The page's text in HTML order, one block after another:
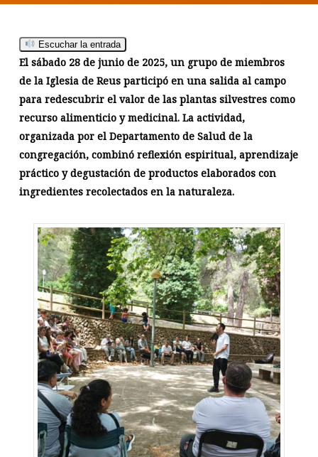
Escuchar la entrada
El sábado 28 de junio de 2025, un grupo de miembros
de la Iglesia de Reus participó en una salida al campo
para redescubrir el valor de las plantas silvestres como
recurso alimenticio y medicinal. La actividad,
organizada por el Departamento de Salud de la
congregación, combinó reflexión espiritual, aprendizaje
práctico y degustación de productos elaborados con
ingredientes recolectados en la naturaleza.